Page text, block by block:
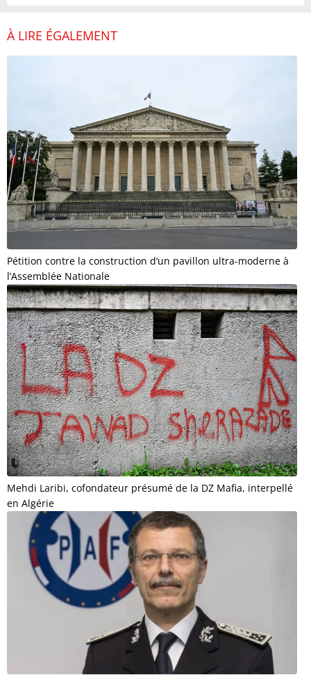
À LIRE ÉGALEMENT
Pétition contre la construction d’un pavillon ultra-moderne à
l’Assemblée Nationale
Mehdi Laribi, cofondateur présumé de la DZ Mafia, interpellé
en Algérie